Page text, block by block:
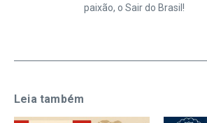
paixão, o Sair do Brasil!
Leia também